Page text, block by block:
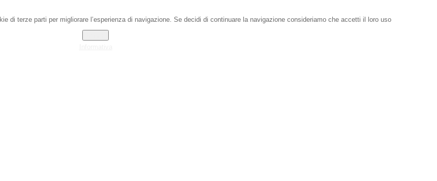
di terze parti per migliorare l’esperienza di navigazione. Se decidi di continuare la navigazione consideriamo che accetti il loro uso